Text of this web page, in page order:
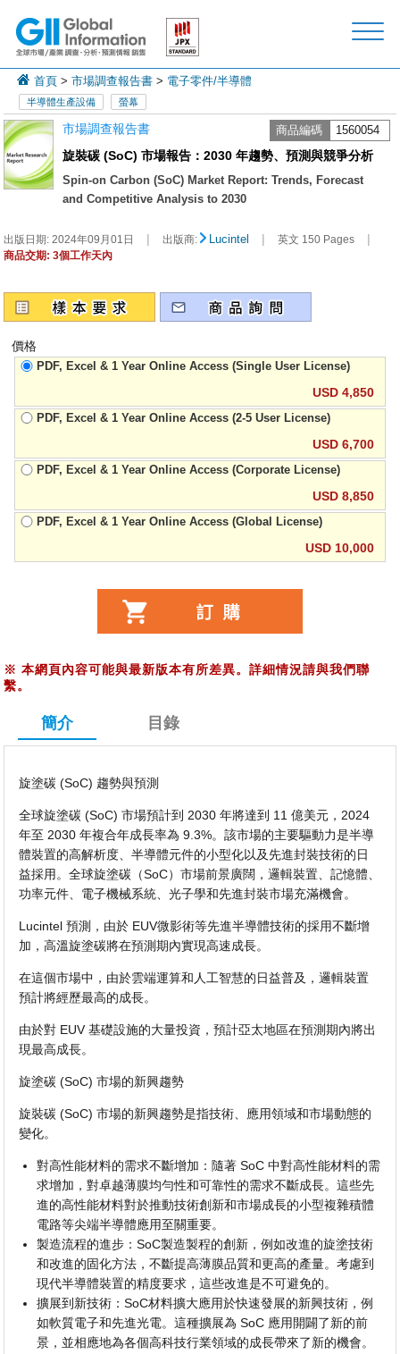
首頁 >市場調查報告書 > 電子零件/半導體
半導體生產設備 螢幕
市場調查報告書 商品編碼 1560054
旋裝碳 (SoC) 市場報告：2030 年趨勢、預測與競爭分析
Spin-on Carbon (SoC) Market Report: Trends, Forecast
and Competitive Analysis to 2030
出版日期:2024年09月01日 | 出版商: Lucintel | 英文 150 Pages |
商品交期: 3個工作天內
價格
PDF, Excel & 1 Year Online Access (Single User License)
USD 4,850
PDF, Excel & 1 Year Online Access (2-5 User License)
USD 6,700
PDF, Excel & 1 Year Online Access (Corporate License)
USD 8,850
PDF, Excel & 1 Year Online Access (Global License)
USD 10,000
※ 本網頁內容可能與最新版本有所差異。詳細情況請與我們聯
繫。
簡介 目錄
旋塗碳 (SoC) 趨勢與預測
全球旋塗碳 (SoC) 市場預計到 2030 年將達到 11 億美元，2024
年至 2030 年複合年成長率為 9.3%。該市場的主要驅動力是半導
體裝置的高解析度、半導體元件的小型化以及先進封裝技術的日
益採用。全球旋塗碳（SoC）市場前景廣闊，邏輯裝置、記憶體、
功率元件、電子機械系統、光子學和先進封裝市場充滿機會。
Lucintel 預測，由於 EUV微影術等先進半導體技術的採用不斷增
加，高溫旋塗碳將在預測期內實現高速成長。
在這個市場中，由於雲端運算和人工智慧的日益普及，邏輯裝置
預計將經歷最高的成長。
由於對 EUV 基礎設施的大量投資，預計亞太地區在預測期內將出
現最高成長。
旋塗碳 (SoC) 市場的新興趨勢
旋裝碳 (SoC) 市場的新興趨勢是指技術、應用領域和市場動態的
變化。
對高性能材料的需求不斷增加：隨著 SoC 中對高性能材料的需
求增加，對卓越薄膜均勻性和可靠性的需求不斷成長。這些先
進的高性能材料對於推動技術創新和市場成長的小型複雜積體
電路等尖端半導體應用至關重要。
製造流程的進步：SoC製造製程的創新，例如改進的旋塗技術
和改進的固化方法，不斷提高薄膜品質和更高的產量。考慮到
現代半導體裝置的精度要求，這些改進是不可避免的。
擴展到新技術：SoC材料擴大應用於快速發展的新興技術，例
如軟質電子和先進光電。這種擴展為 SoC 應用開闢了新的前
景，並相應地為各個高科技行業領域的成長帶來了新的機會。